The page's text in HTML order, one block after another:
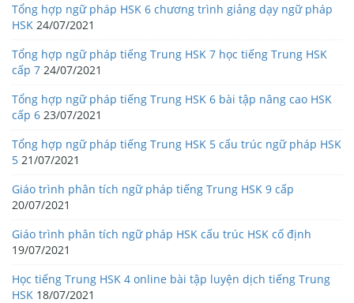
Tổng hợp ngữ pháp HSK 6 chương trình giảng dạy ngữ pháp
HSK 24/07/2021
Tổng hợp ngữ pháp tiếng Trung HSK 7 học tiếng Trung HSK
cấp 7 24/07/2021
Tổng hợp ngữ pháp tiếng Trung HSK 6 bài tập nâng cao HSK
cấp 6 23/07/2021
Tổng hợp ngữ pháp tiếng Trung HSK 5 cấu trúc ngữ pháp HSK
5 21/07/2021
Giáo trình phân tích ngữ pháp tiếng Trung HSK 9 cấp
20/07/2021
Giáo trình phân tích ngữ pháp HSK cấu trúc HSK cố định
19/07/2021
Học tiếng Trung HSK 4 online bài tập luyện dịch tiếng Trung
HSK 18/07/2021